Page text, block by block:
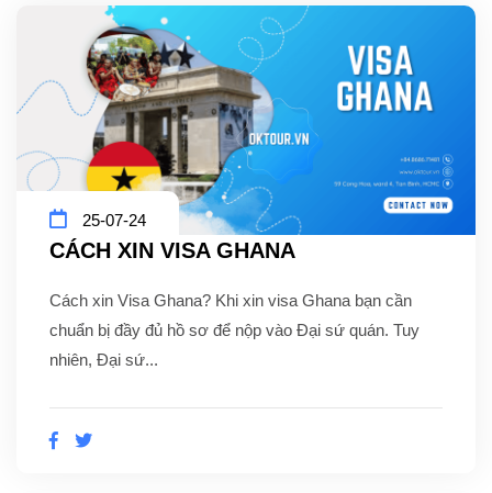
25-07-24
CÁCH XIN VISA GHANA
Cách xin Visa Ghana? Khi xin visa Ghana bạn cần
chuẩn bị đầy đủ hồ sơ để nộp vào Đại sứ quán. Tuy
nhiên, Đại sứ...